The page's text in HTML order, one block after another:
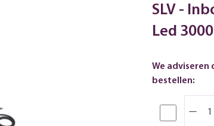
SLV -
Led
We adviseren
bestellen: